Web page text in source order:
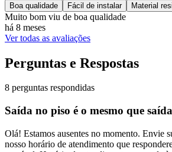
Boa qualidade Fácil de instalar Material
Muito bom viu de boa qualidade
há 8 meses
Ver todas as avaliações
Perguntas e Respostas
8 perguntas respondidas
Saída no piso é o mesmo que
Olá! Estamos ausentes no momento. Envie
nosso horário de atendimento que